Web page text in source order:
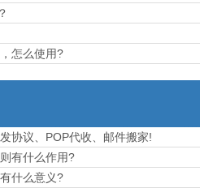
怎么使用?
协议、POP代收、邮件搬家!
有什么作用?
什么意义?